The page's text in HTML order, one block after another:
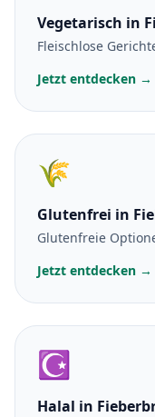
Vegetarisch in
Fleischlose
Jetzt entdecken →
🌾
Glutenfrei in
Glutenfreie
Jetzt entdecken →
☪️
Halal in